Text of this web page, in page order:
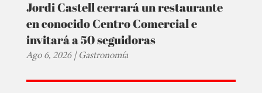
Jordi Castell cerrará un restaurante
en conocido Centro Comercial e
invitará a 50 seguidoras
Ago 6, 2026|Gastronomía